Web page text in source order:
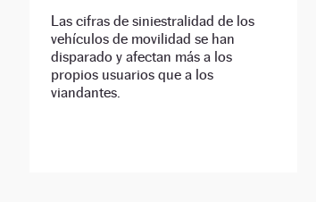
Las cifras de siniestralidad de los
vehículos de movilidad se han
disparado y afectan más a los
propios usuarios que a los
viandantes.